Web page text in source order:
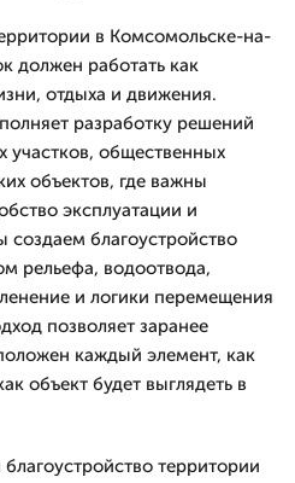
в Комсомольске-на-
должен работать как
отдыха и движения.
разработку решений
участков, общественных
объектов, где важны
эксплуатации и
благоустройство
рельефа, водоотвода,
и логики перемещения
позволяет заранее
каждый элемент, как
объект будет выглядеть в
территории